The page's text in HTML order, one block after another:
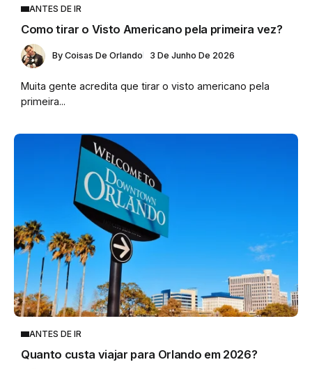
ANTES DE IR
Como tirar o Visto Americano pela primeira vez?
By Coisas De Orlando 3 De Junho De 2026
Muita gente acredita que tirar o visto americano pela
primeira...
ANTES DE IR
Quanto custa viajar para Orlando em 2026?